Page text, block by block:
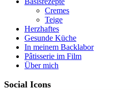
Cremes
Teige
Herzhaftes
Gesunde Küche
In meinem Backlabor
Pâtisserie im Film
Über mich
Social Icons